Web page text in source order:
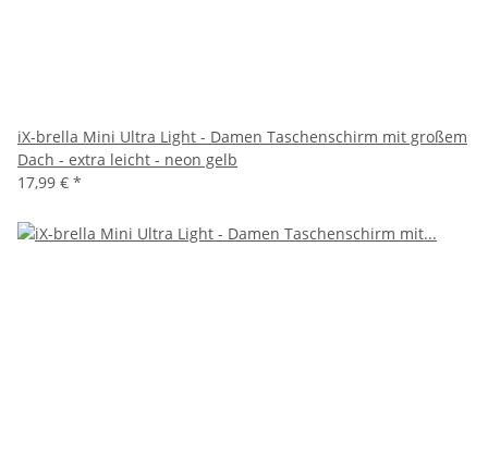
iX-brella Mini Ultra Light - Damen Taschenschirm mit großem
Dach - extra leicht - neon gelb
17,99 € *